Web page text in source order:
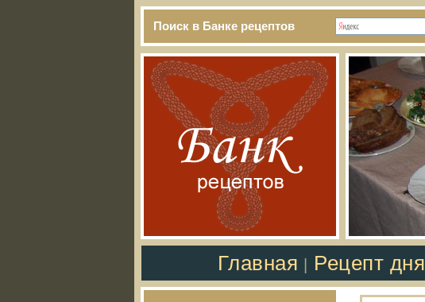
Поиск в Банке рецептов
Главная Рецепт дня